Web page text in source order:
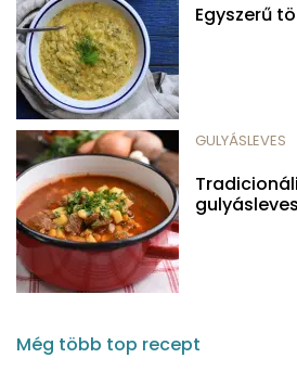
Egyszerű
GULYÁSLEVES
gulyásleves
Még több top recept